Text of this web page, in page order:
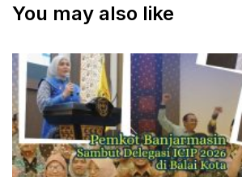
You may also like